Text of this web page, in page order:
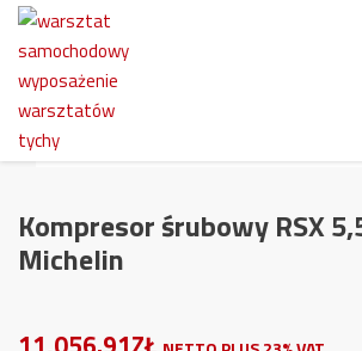
Kompresor śrubowy RSX
Michelin